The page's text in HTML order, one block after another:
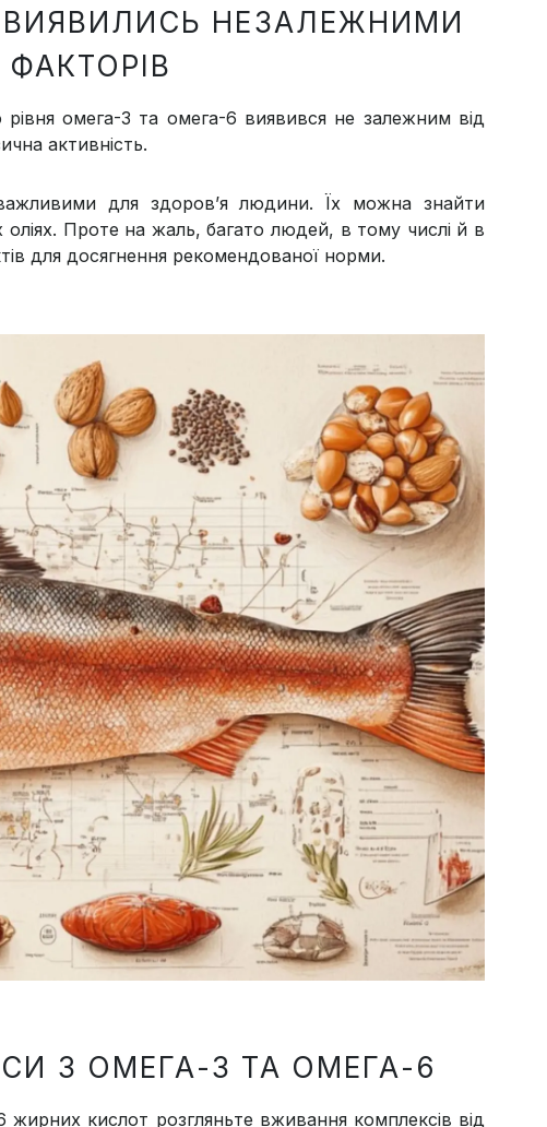
НЕЗАЛЕЖНИМИ
омега-3 та омега-6 виявився не залежним від
активність.
для здоров’я людини. Їх можна знайти
Проте на жаль, багато людей, в тому числі й в
для досягнення рекомендованої норми.
З ОМЕГА-3 ТА ОМЕГА-6
кислот розгляньте вживання комплексів від